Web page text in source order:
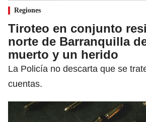
Regiones
Tiroteo en conjunto
norte de Barranquilla
muerto y un herido
La Policía no descarta que se
cuentas.